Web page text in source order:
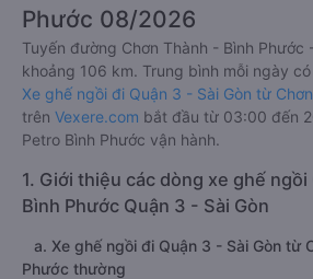
Phước 08/2026
Tuyến đường Chơn Thành - Bình Phước
khoảng 106 km. Trung bình mỗi ngày
Xe ghế ngồi đi Quận 3 - Sài Gòn từ
trên Vexere.com bắt đầu từ 03:00 đến
Petro Bình Phước vận hành.
1. Giới thiệu các dòng xe ghế
Bình Phước Quận 3 - Sài Gòn
a. Xe ghế ngồi đi Quận 3 - Sài Gòn từ
Phước thường